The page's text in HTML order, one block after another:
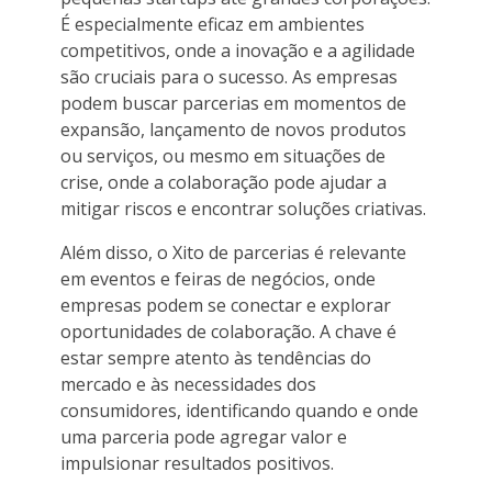
É especialmente eficaz em ambientes
competitivos, onde a inovação e a agilidade
são cruciais para o sucesso. As empresas
podem buscar parcerias em momentos de
expansão, lançamento de novos produtos
ou serviços, ou mesmo em situações de
crise, onde a colaboração pode ajudar a
mitigar riscos e encontrar soluções criativas.
Além disso, o Xito de parcerias é relevante
em eventos e feiras de negócios, onde
empresas podem se conectar e explorar
oportunidades de colaboração. A chave é
estar sempre atento às tendências do
mercado e às necessidades dos
consumidores, identificando quando e onde
uma parceria pode agregar valor e
impulsionar resultados positivos.